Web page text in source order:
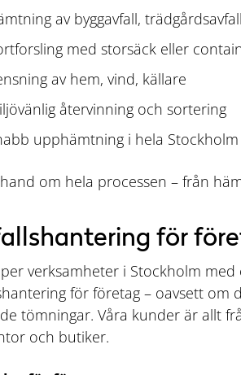
av byggavfall,
med storsäck eller
av hem, vind, källare
återvinning och sortering
upphämtning i hela Stockholm
om hela processen – från
för
verksamheter i Stockholm med
för företag – oavsett om
tömningar. Våra kunder är allt
och butiker.